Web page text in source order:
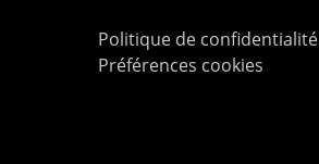
Politique de confidentialité
Préférences cookies